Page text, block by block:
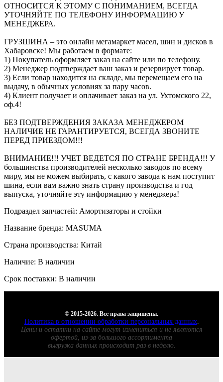
ОТНОСИТСЯ К ЭТОМУ С ПОНИМАНИЕМ, ВСЕГДА
УТОЧНЯЙТЕ ПО ТЕЛЕФОНУ ИНФОРМАЦИЮ У
МЕНЕДЖЕРА.
ГРУЗШИНА – это онлайн мегамаркет масел, шин и дисков в
Хабаровске! Мы работаем в формате:
1) Покупатель оформляет заказ на сайте или по телефону.
2) Менеджер подтверждает ваш заказ и резервирует товар.
3) Если товар находится на складе, мы перемещаем его на
выдачу, в обычных условиях за пару часов.
4) Клиент получает и оплачивает заказ на ул. Ухтомского 22,
оф.4!
БЕЗ ПОДТВЕРЖДЕНИЯ ЗАКАЗА МЕНЕДЖЕРОМ
НАЛИЧИЕ НЕ ГАРАНТИРУЕТСЯ, ВСЕГДА ЗВОНИТЕ
ПЕРЕД ПРИЕЗДОМ!!!
ВНИМАНИЕ!!! УЧЕТ ВЕДЕТСЯ ПО СТРАНЕ БРЕНДА!!! У
большинства производителей несколько заводов по всему
миру, мы не можем выбирать, с какого завода к нам поступит
шина, если вам важно знать страну производства и год
выпуска, уточняйте эту информацию у менеджера!
Подраздел запчастей: Амортизаторы и стойки
Название бренда: MASUMA
Страна производства: Китай
Наличие: В наличии
Срок поставки: В наличии
© 2015-2026. Все права защищены.
Политика в отношении обработки персональных данных.
Цены и остатки на сайте могут измениться и не являются
офертой, из-за большого ассортимента
выгрузка данных происходит раз в неделю.